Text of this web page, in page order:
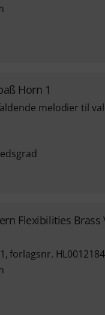
Horn 1
melodier til
Flexibilities Brass
forlagsnr.